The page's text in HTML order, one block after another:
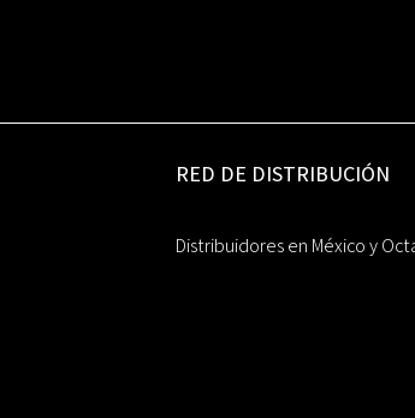
RED DE DISTRIBUCIÓN
Distribuidores en México y